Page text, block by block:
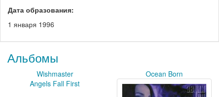
Дата образования:
1 января 1996
Альбомы
Wishmaster
Ocean Born
Angels Fall First